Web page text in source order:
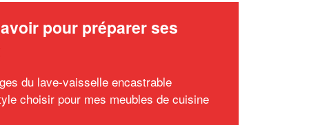
pour préparer ses
du lave-vaisselle encastrable
choisir pour mes meubles de cuisine